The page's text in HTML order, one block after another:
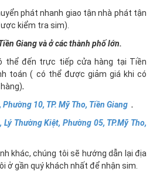
phát nhanh giao tận nhà phát tận
kiểm tra sim).
Giang và ở các thành phố lớn.
thể đến trực tiếp cửa hàng tại Tiền
toán ( có thể được giảm giá khi có
.
Phường 10, TP. Mỹ Tho, Tiền Giang .
Lý Thường Kiệt, Phường 05, TP.Mỹ Tho,
khác, chúng tôi sẽ hướng dẫn lại địa
ở gần quý khách nhất để nhận sim.